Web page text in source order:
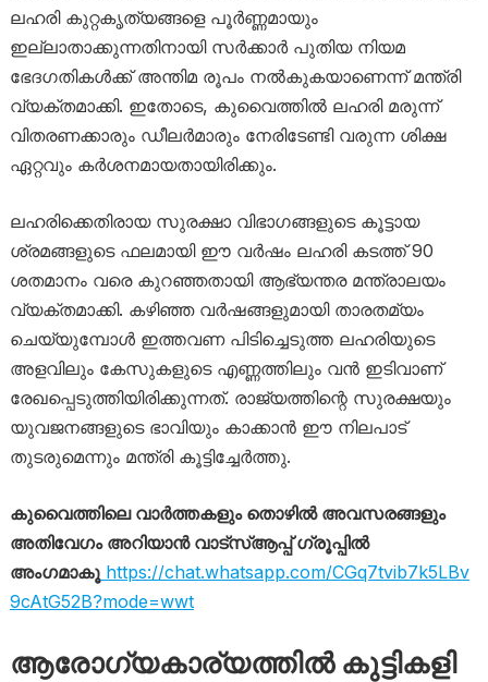
ലഹരി കുറ്റകൃത്യങ്ങളെ പൂർണ്ണമായും
ഇല്ലാതാക്കുന്നതിനായി സർക്കാർ പുതിയ നിയമ
ഭേദഗതികൾക്ക് അന്തിമ രൂപം നൽകുകയാണെന്ന് മന്ത്രി
വ്യക്തമാക്കി. ഇതോടെ, കുവൈത്തിൽ ലഹരി മരുന്ന്
വിതരണക്കാരും ഡീലർമാരും നേരിടേണ്ടി വരുന്ന ശിക്ഷ
ഏറ്റവും കർശനമായതായിരിക്കും.
ലഹരിക്കെതിരായ സുരക്ഷാ വിഭാഗങ്ങളുടെ കൂട്ടായ
ശ്രമങ്ങളുടെ ഫലമായി ഈ വർഷം ലഹരി കടത്ത് 90
ശതമാനം വരെ കുറഞ്ഞതായി ആഭ്യന്തര മന്ത്രാലയം
വ്യക്തമാക്കി. കഴിഞ്ഞ വർഷങ്ങളുമായി താരതമ്യം
ചെയ്യുമ്പോൾ ഇത്തവണ പിടിച്ചെടുത്ത ലഹരിയുടെ
അളവിലും കേസുകളുടെ എണ്ണത്തിലും വൻ ഇടിവാണ്
രേഖപ്പെടുത്തിയിരിക്കുന്നത്. രാജ്യത്തിന്റെ സുരക്ഷയും
യുവജനങ്ങളുടെ ഭാവിയും കാക്കാൻ ഈ നിലപാട്
തുടരുമെന്നും മന്ത്രി കൂട്ടിച്ചേർത്തു.
കുവൈത്തിലെ വാർത്തകളും തൊഴിൽ അവസരങ്ങളും
അതിവേഗം അറിയാൻ വാട്സ്ആപ്പ് ഗ്രൂപ്പിൽ
അംഗമാകൂhttps://chat.whatsapp.com/CGq7tvib7k5LBv
9cAtG52B?mode=wwt
ആരോഗ്യകാര്യത്തിൽ കുട്ടികളി